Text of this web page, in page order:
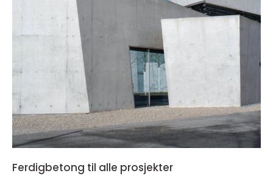
Ferdigbetong til alle prosjekter